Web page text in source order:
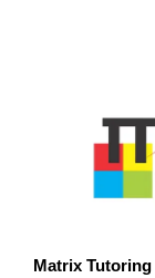
Matrix Tutoring